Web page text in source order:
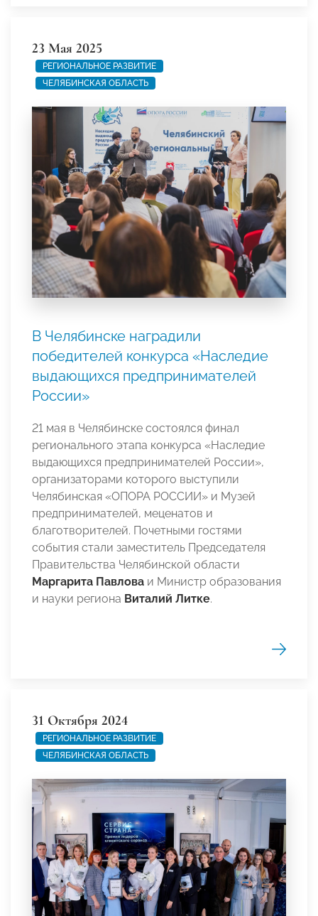
23 Мая 2025
РЕГИОНАЛЬНОЕ РАЗВИТИЕ
ЧЕЛЯБИНСКАЯ ОБЛАСТЬ
В Челябинске наградили
победителей конкурса «Наследие
выдающихся предпринимателей
России»
21 мая в Челябинске состоялся финал
регионального этапа конкурса «Наследие
выдающихся предпринимателей России»,
организаторами которого выступили
Челябинская «ОПОРА РОССИИ» и Музей
предпринимателей, меценатов и
благотворителей. Почетными гостями
события стали заместитель Председателя
Правительства Челябинской области
Маргарита Павлова и Министр образования
и науки региона Виталий Литке.
31 Октября 2024
РЕГИОНАЛЬНОЕ РАЗВИТИЕ
ЧЕЛЯБИНСКАЯ ОБЛАСТЬ